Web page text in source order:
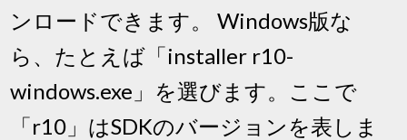
ンロードできます。 Windows版な
ら、たとえば「installer r10-
windows.exe」を選びます。ここで
「r10」はSDKのバージョンを表しま